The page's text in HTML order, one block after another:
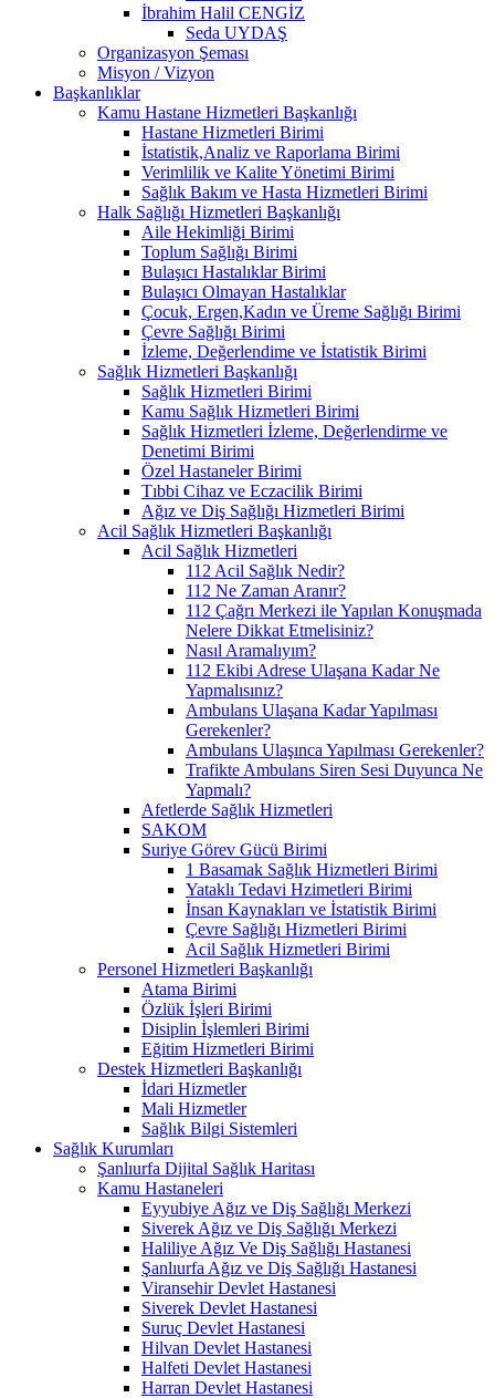
İbrahim Halil CENGİZ
Seda UYDAŞ
Organizasyon Şeması
Misyon / Vizyon
Başkanlıklar
Kamu Hastane Hizmetleri Başkanlığı
Hastane Hizmetleri Birimi
İstatistik,Analiz ve Raporlama Birimi
Verimlilik ve Kalite Yönetimi Birimi
Sağlık Bakım ve Hasta Hizmetleri Birimi
Halk Sağlığı Hizmetleri Başkanlığı
Aile Hekimliği Birimi
Toplum Sağlığı Birimi
Bulaşıcı Hastalıklar Birimi
Bulaşıcı Olmayan Hastalıklar
Çocuk, Ergen,Kadın ve Üreme Sağlığı Birimi
Çevre Sağlığı Birimi
İzleme, Değerlendime ve İstatistik Birimi
Sağlık Hizmetleri Başkanlığı
Sağlık Hizmetleri Birimi
Kamu Sağlık Hizmetleri Birimi
Sağlık Hizmetleri İzleme, Değerlendirme ve
Denetimi Birimi
Özel Hastaneler Birimi
Tıbbi Cihaz ve Eczacilik Birimi
Ağız ve Diş Sağlığı Hizmetleri Birimi
Acil Sağlık Hizmetleri Başkanlığı
Acil Sağlık Hizmetleri
112 Acil Sağlık Nedir?
112 Ne Zaman Aranır?
112 Çağrı Merkezi ile Yapılan Konuşmada
Nelere Dikkat Etmelisiniz?
Nasıl Aramalıyım?
112 Ekibi Adrese Ulaşana Kadar Ne
Yapmalısınız?
Ambulans Ulaşana Kadar Yapılması
Gerekenler?
Ambulans Ulaşınca Yapılması Gerekenler?
Trafikte Ambulans Siren Sesi Duyunca Ne
Yapmalı?
Afetlerde Sağlık Hizmetleri
SAKOM
Suriye Görev Gücü Birimi
1 Basamak Sağlık Hizmetleri Birimi
Yataklı Tedavi Hzimetleri Birimi
İnsan Kaynakları ve İstatistik Birimi
Çevre Sağlığı Hizmetleri Birimi
Acil Sağlık Hizmetleri Birimi
Personel Hizmetleri Başkanlığı
Atama Birimi
Özlük İşleri Birimi
Disiplin İşlemleri Birimi
Eğitim Hizmetleri Birimi
Destek Hizmetleri Başkanlığı
İdari Hizmetler
Mali Hizmetler
Sağlık Bilgi Sistemleri
Sağlık Kurumları
Şanlıurfa Dijital Sağlık Haritası
Kamu Hastaneleri
Eyyubiye Ağız ve Diş Sağlığı Merkezi
Siverek Ağız ve Diş Sağlığı Merkezi
Haliliye Ağız Ve Diş Sağlığı Hastanesi
Şanlıurfa Ağız ve Diş Sağlığı Hastanesi
Viransehir Devlet Hastanesi
Siverek Devlet Hastanesi
Suruç Devlet Hastanesi
Hilvan Devlet Hastanesi
Halfeti Devlet Hastanesi
Harran Devlet Hastanesi